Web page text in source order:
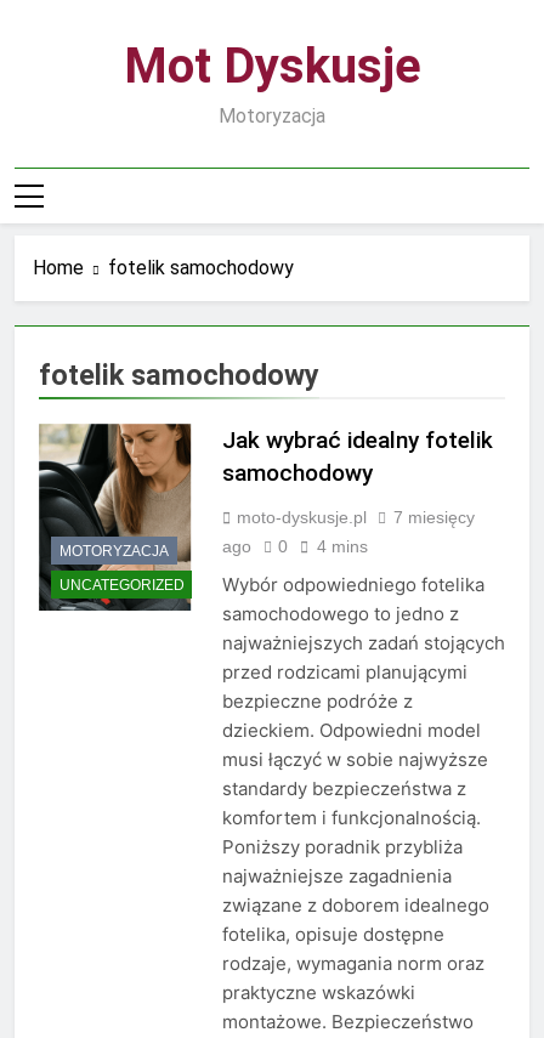
Mot Dyskusje
Motoryzacja
Home fotelik samochodowy
fotelik samochodowy
MOTORYZACJA
UNCATEGORIZED
Jak wybrać idealny fotelik
samochodowy
moto-dyskusje.pl
7 miesięcy
ago
0 4 mins
Wybór odpowiedniego fotelika
samochodowego to jedno z
najważniejszych zadań stojących
przed rodzicami planującymi
bezpieczne podróże z
dzieckiem. Odpowiedni model
musi łączyć w sobie najwyższe
standardy bezpieczeństwa z
komfortem i funkcjonalnością.
Poniższy poradnik przybliża
najważniejsze zagadnienia
związane z doborem idealnego
fotelika, opisuje dostępne
rodzaje, wymagania norm oraz
praktyczne wskazówki
montażowe. Bezpieczeństwo